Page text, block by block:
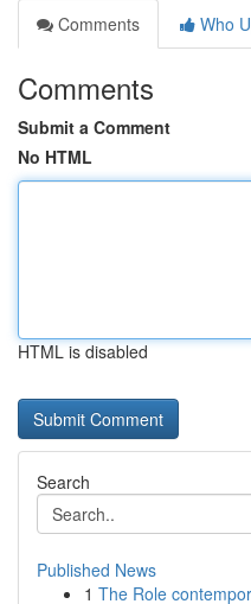
Comments
Who
Comments
Submit a Comment
No HTML
HTML is disabled
Search
Published News
1 The Role